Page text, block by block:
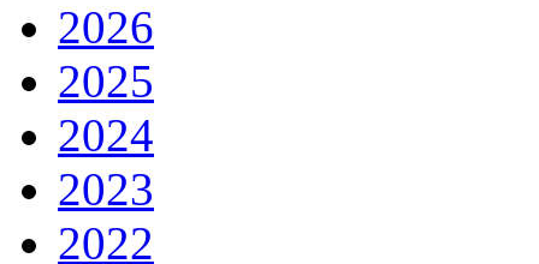
2026
2025
2024
2023
2022